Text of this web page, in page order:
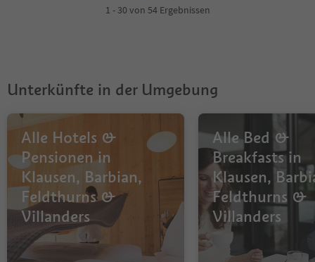
1 - 30 von 54 Ergebnissen
Unterkünfte in der Umgebung
Alle Hotels &
Pensionen in
Klausen, Barbian,
Feldthurns &
Villanders
Alle Bed &
Breakfasts in
Klausen,
Feldthurns &
Villanders